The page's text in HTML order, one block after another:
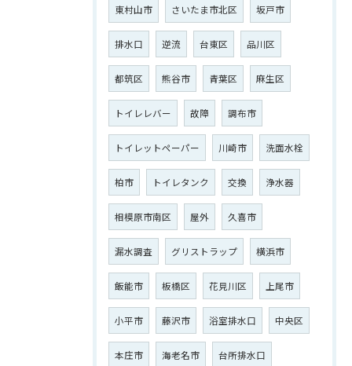
東村山市 さいたま市北区 坂戸市
排水口 逆流 台東区 品川区
都筑区 熊谷市 青葉区 麻生区
トイレレバー 故障 調布市
トイレットペーパー 川崎市 洗面水栓
柏市 トイレタンク 交換 浄水器
相模原市南区 屋外 久喜市
漏水調査 グリストラップ 横浜市
飯能市 板橋区 花見川区 上尾市
小平市 藤沢市 浴室排水口 中央区
本庄市 海老名市 台所排水口